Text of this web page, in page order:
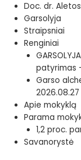
Doc. dr.
Garsolyja
Straipsniai
Renginiai
patyrimas
Garso
2026.08.27
Apie mokyklą
Parama
1,2 proc.
Savanorystė